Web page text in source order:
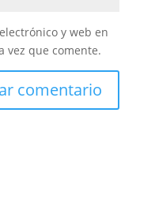
y web en
vez que comente.